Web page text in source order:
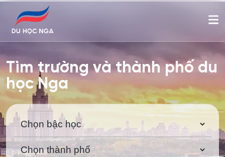
Tìm trường và thành phố du
học Nga